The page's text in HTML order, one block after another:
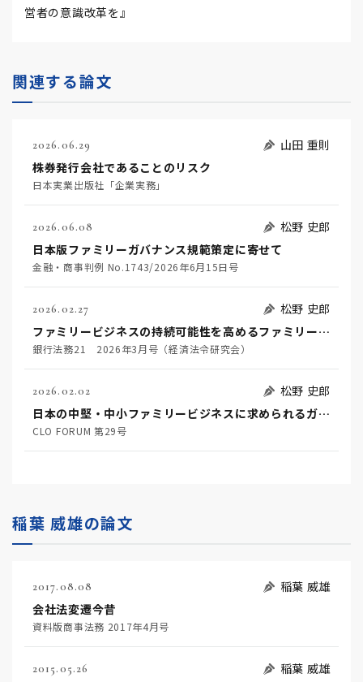
営者の意識改革を』
関連する論文
2026.06.29
山田 重則
株券発行会社であることのリスク
日本実業出版社「企業実務」
2026.06.08
松野 史郎
日本版ファミリーガバナンス規範策定に寄せて
金融・商事判例 No.1743/2026年6月15日号
2026.02.27
松野 史郎
ファミリービジネスの持続可能性を高めるファミリーガバナンスと金融機関に期待される役割
銀行法務21 2026年3月号（経済法令研究会）
2026.02.02
松野 史郎
日本の中堅・中小ファミリービジネスに求められるガバナンスに関する一考察
CLO FORUM 第29号
稲葉 威雄の論文
2017.08.08
稲葉 威雄
会社法変遷今昔
資料版商事法務 2017年4月号
2015.05.26
稲葉 威雄